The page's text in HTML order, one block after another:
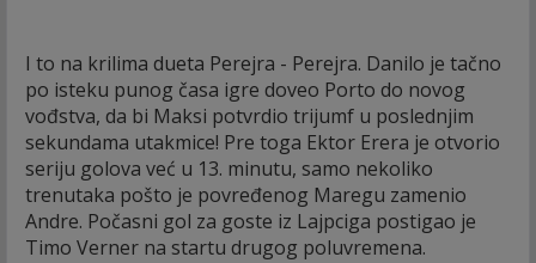
I to na krilima dueta Perejra - Perejra. Danilo je tačno
po isteku punog časa igre doveo Porto do novog
vođstva, da bi Maksi potvrdio trijumf u poslednjim
sekundama utakmice! Pre toga Ektor Erera je otvorio
seriju golova već u 13. minutu, samo nekoliko
trenutaka pošto je povređenog Maregu zamenio
Andre. Počasni gol za goste iz Lajpciga postigao je
Timo Verner na startu drugog poluvremena.